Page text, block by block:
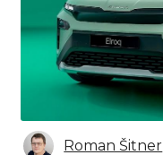
Roman Šitner